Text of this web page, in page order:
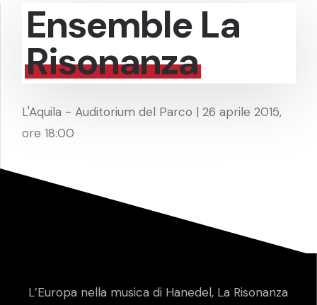
Ensemble La
Risonanza
L'Aquila - Auditorium del Parco | 26 aprile 2015,
ore 18:00
L’Europa nella musica di Hanedel, La Risonanza